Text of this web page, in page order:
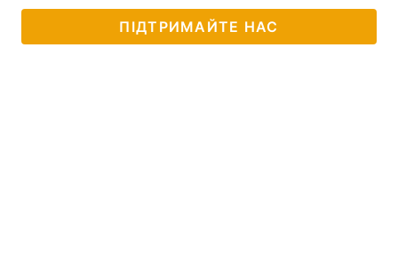
ПІДТРИМАЙТЕ НАС